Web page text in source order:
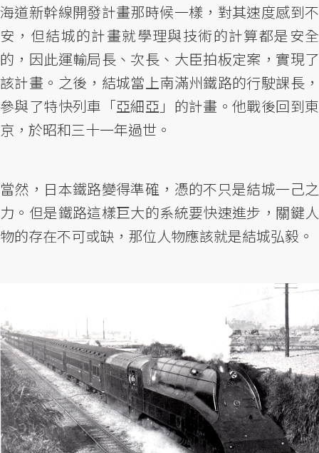
海道新幹線開發計畫那時候一樣，對其速度感到不
安，但結城的計畫就學理與技術的計算都是安全
的，因此運輸局長、次長、大臣拍板定案，實現了
該計畫。之後，結城當上南滿州鐵路的行駛課長，
參與了特快列車「亞細亞」的計畫。他戰後回到東
京，於昭和三十一年過世。
當然，日本鐵路變得準確，憑的不只是結城一己之
力。但是鐵路這樣巨大的系統要快速進步，關鍵人
物的存在不可或缺，那位人物應該就是結城弘毅。